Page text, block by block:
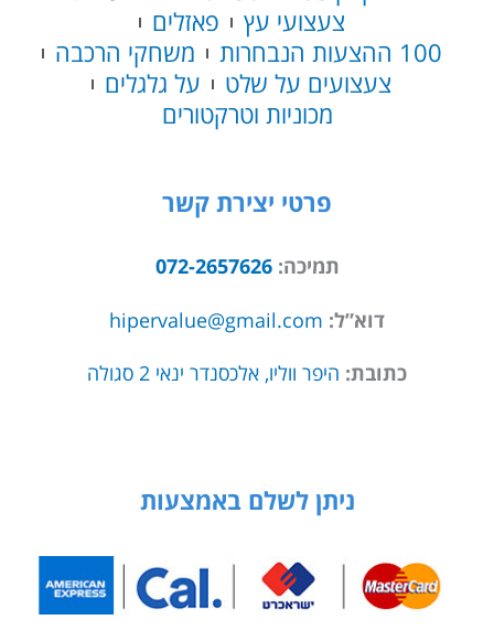
צעצועי עץ
פאזלים
100 ההצעות הנבחרות
משחקי הרכבה
צעצועים על שלט
על גלגלים
מכוניות וטרקטורים
פרטי יצירת קשר
תמיכה:072-2657626
דוא”ל: hipervalue@gmail.com
כתובת: היפר ווליו, אלכסנדר ינאי 2 סגולה
ניתן לשלם באמצעות